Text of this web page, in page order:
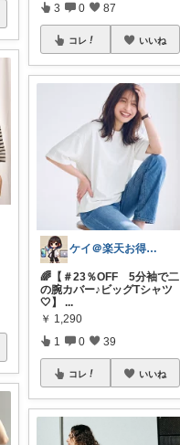
3 0 87
コレ いいね
ケイ＠楽天お得生活
🌈【＃23％OFF 5分袖で二
の腕カバー♪ビッグTシャツ
🤍】...
￥ 1,290
1 0 39
コレ いいね